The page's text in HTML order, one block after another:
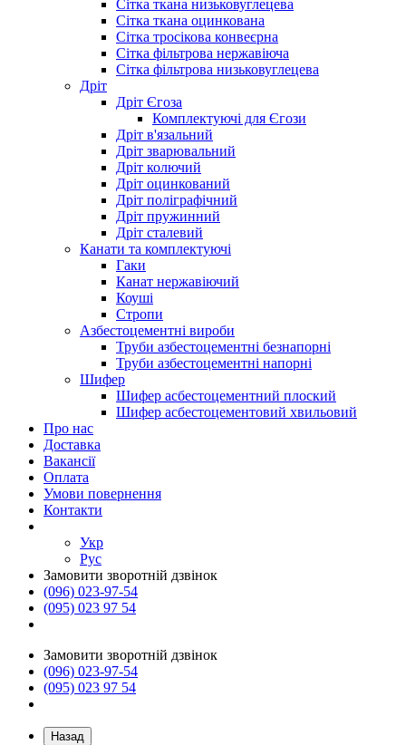
Сітка ткана низьковуглецева
Сітка ткана оцинкована
Сітка тросікова конвеєрна
Сітка фільтрова нержавіюча
Сітка фільтрова низьковуглецева
Дріт
Дріт Єгоза
Комплектуючі для Єгози
Дріт в'язальний
Дріт зварювальний
Дріт колючий
Дріт оцинкований
Дріт поліграфічний
Дріт пружинний
Дріт сталевий
Канати та комплектуючі
Гаки
Канат нержавіючий
Коуші
Стропи
Азбестоцементні вироби
Труби азбестоцементні безнапорні
Труби азбестоцементні напорні
Шифер
Шифер асбестоцементний плоский
Шифер асбестоцементовий хвильовий
Про нас
Доставка
Вакансії
Оплата
Умови повернення
Контакти
Укр
Рус
Замовити зворотній дзвінок
(096) 023-97-54
(095) 023 97 54
Замовити зворотній дзвінок
(096) 023-97-54
(095) 023 97 54
Назад